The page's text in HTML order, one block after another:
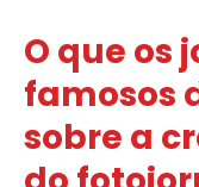
O que os
famosos
sobre a